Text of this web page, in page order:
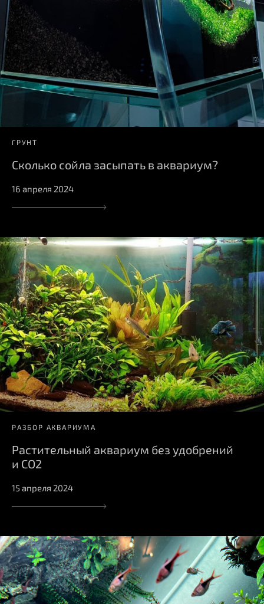
ГРУНТ
Сколько сойла засыпать в аквариум?
16 апреля 2024
РАЗБОР АКВАРИУМА
Растительный аквариум без удобрений
и СО2
15 апреля 2024